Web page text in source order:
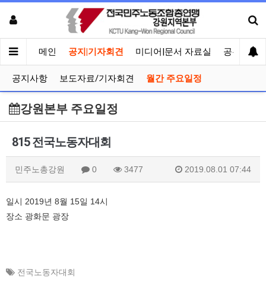
메인 공지|기자회견 미디어|문서 자료실 공유게시
공지사항 보도자료/기자회견 월간 주요일정
강원본부 주요일정
815 전국노동자대회
민주노총강원 0 3477 2019.08.01 07:44
일시 2019년 8월 15일 14시
장소 광화문 광장
전국노동자대회